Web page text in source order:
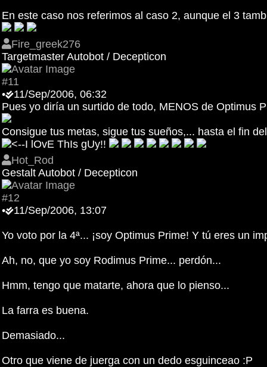
En este caso nos referimos al caso 2, aunque el 3
Fire_greek276
Targetmaster Autobot / Decepticon
#11
•
11/Sep/2006, 06:32
Pues yo diría un surtido de todo, MENOS de Optimus
Consigue tus metas, sigue tus sueños,... hasta el fin
<--I lOvE ThIs gUy!!
Hot_Rod
Gestalt Autobot / Decepticon
#12
•
11/Sep/2006, 13:07
Yo voto por la 4ª... ¡soy Optimus Prime! Y tú eres un
Ah, no, que yo soy Rodimus Prime... perdón...
Hmm, tengo que matarte, ahora que lo pienso...
La farra es buena.
Demasiado...
Otro que viene de juerga con un dedo esguinceao :P